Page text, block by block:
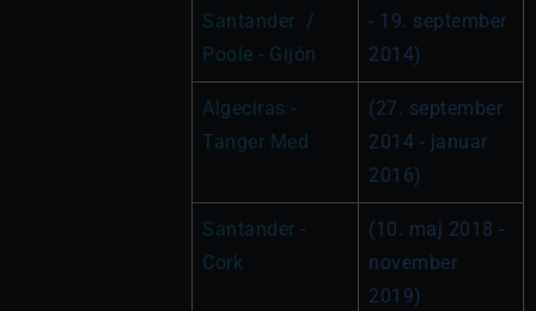
Santander
Poole - Gijón
- 19. september
2014)
Algeciras -
Tanger Med
(27. september
2014 - januar
2016)
Santander -
Cork
(10. maj 2018 -
november
2019)